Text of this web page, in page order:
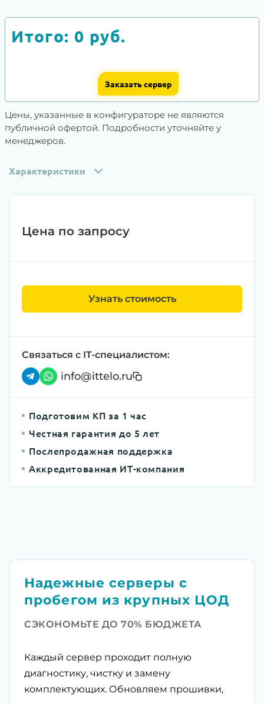
Итого: 0 руб.
Заказать сервер
Цены, указанные в конфигураторе не являются
публичной офертой. Подробности уточняйте у
менеджеров.
Характеристики
Цена по запросу
Узнать стоимость
Связаться с IT-специалистом:
info@ittelo.ru
Подготовим КП за 1 час
Честная гарантия до 5 лет
Послепродажная поддержка
Аккредитованная ИТ-компания
Надежные серверы с
пробегом из крупных ЦОД
СЭКОНОМЬТЕ ДО 70% БЮДЖЕТА
Каждый сервер проходит полную
диагностику, чистку и замену
комплектующих. Обновляем прошивки,